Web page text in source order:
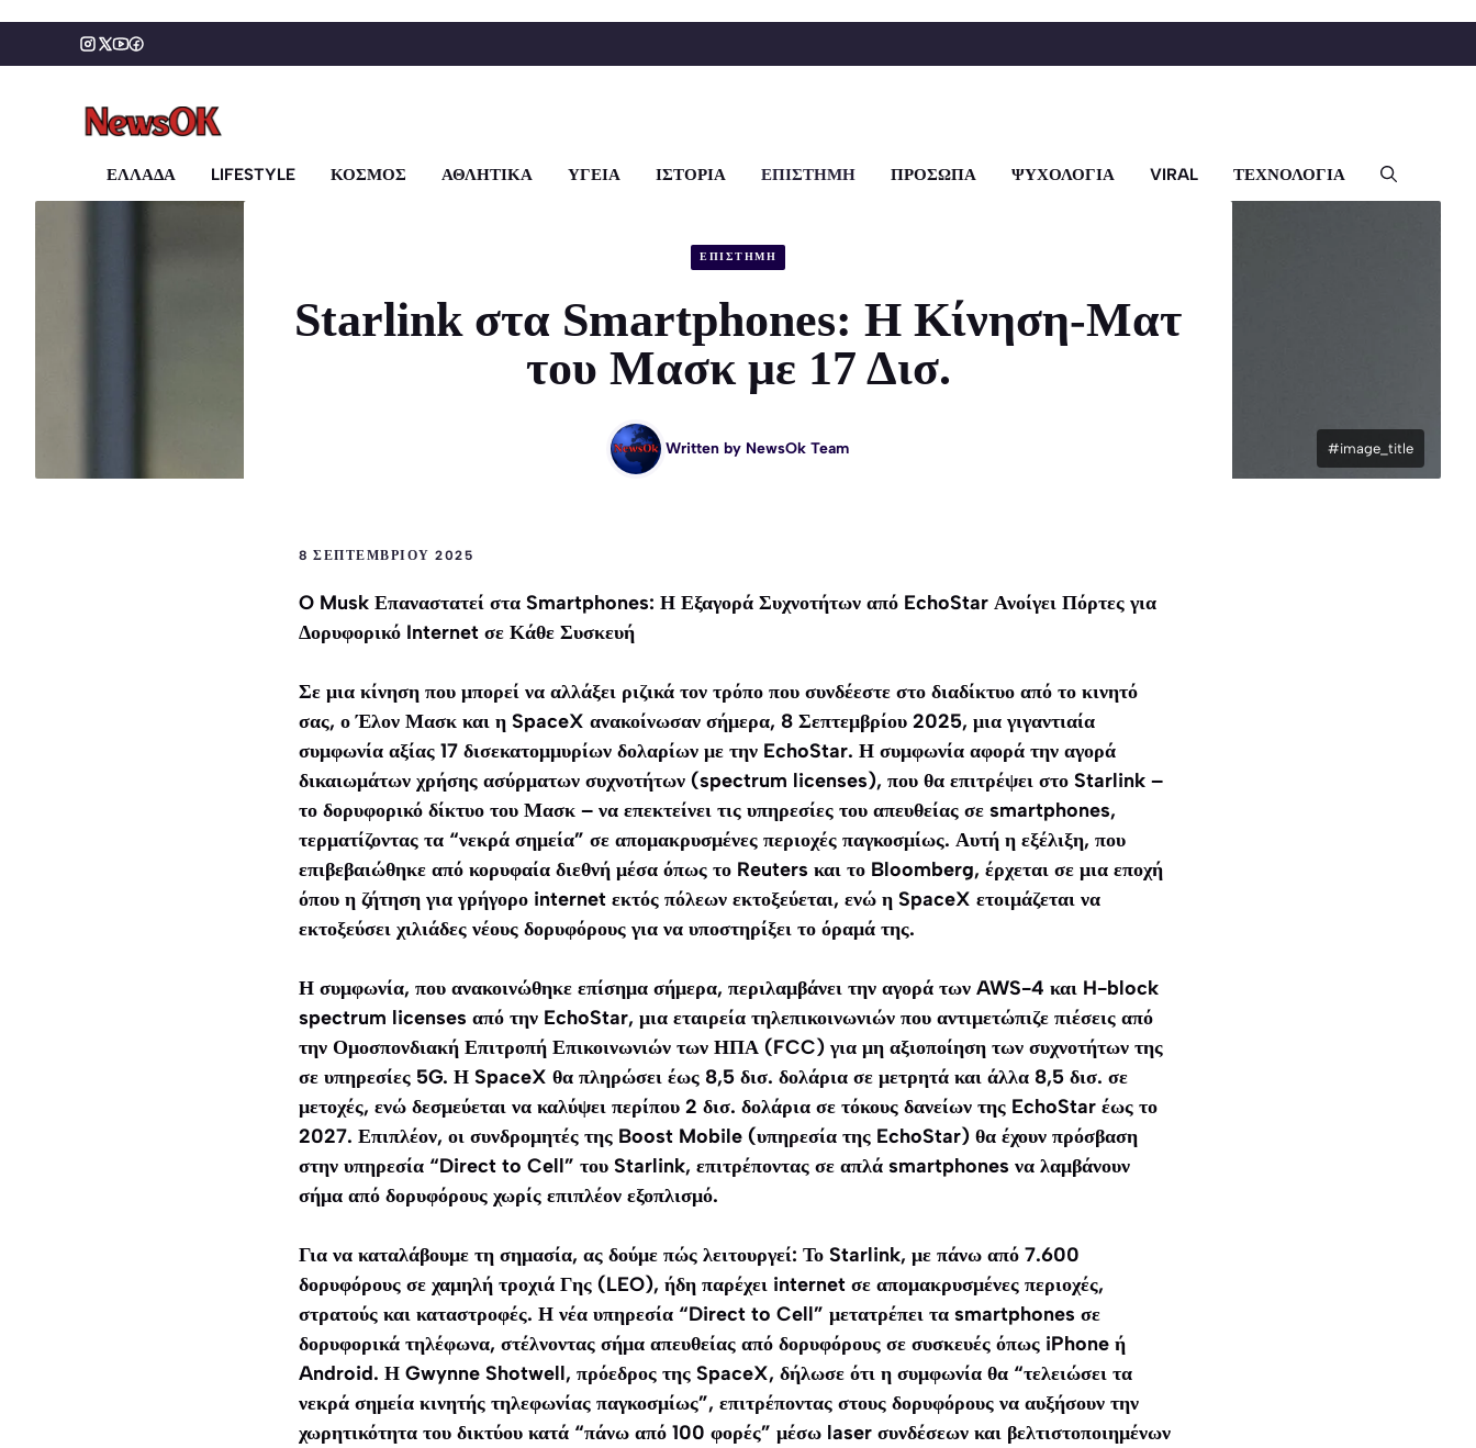
περιεχόμενο
ΕΛΛΑΔΑ LIFESTYLE ΚΟΣΜΟΣ ΑΘΛΗΤΙΚΑ ΥΓΕΙΑ ΙΣΤΟΡΙΑ ΕΠΙΣΤΗΜΗ ΠΡΟΣΩΠΑ ΨΥΧΟΛΟΓΙΑ VIRAL ΤΕΧΝΟΛΟΓΙΑ
#image_title
ΕΠΙΣΤΗΜΗ
Starlink στα Smartphones: Η Κίνηση-Ματ
του Μασκ με 17 Δισ.
Written by NewsOk Team
8 ΣΕΠΤΕΜΒΡΊΟΥ 2025
O Musk Επαναστατεί στα Smartphones: Η Εξαγορά Συχνοτήτων από EchoStar Ανοίγει Πόρτες για
Δορυφορικό Internet σε Κάθε Συσκευή
Σε μια κίνηση που μπορεί να αλλάξει ριζικά τον τρόπο που συνδέεστε στο διαδίκτυο από το κινητό
σας, ο Έλον Μασκ και η SpaceX ανακοίνωσαν σήμερα, 8 Σεπτεμβρίου 2025, μια γιγαντιαία
συμφωνία αξίας 17 δισεκατομμυρίων δολαρίων με την EchoStar. Η συμφωνία αφορά την αγορά
δικαιωμάτων χρήσης ασύρματων συχνοτήτων (spectrum licenses), που θα επιτρέψει στο Starlink –
το δορυφορικό δίκτυο του Μασκ – να επεκτείνει τις υπηρεσίες του απευθείας σε smartphones,
τερματίζοντας τα “νεκρά σημεία” σε απομακρυσμένες περιοχές παγκοσμίως. Αυτή η εξέλιξη, που
επιβεβαιώθηκε από κορυφαία διεθνή μέσα όπως το Reuters και το Bloomberg, έρχεται σε μια εποχή
όπου η ζήτηση για γρήγορο internet εκτός πόλεων εκτοξεύεται, ενώ η SpaceX ετοιμάζεται να
εκτοξεύσει χιλιάδες νέους δορυφόρους για να υποστηρίξει το όραμά της.
Η συμφωνία, που ανακοινώθηκε επίσημα σήμερα, περιλαμβάνει την αγορά των AWS-4 και H-block
spectrum licenses από την EchoStar, μια εταιρεία τηλεπικοινωνιών που αντιμετώπιζε πιέσεις από
την Ομοσπονδιακή Επιτροπή Επικοινωνιών των ΗΠΑ (FCC) για μη αξιοποίηση των συχνοτήτων της
σε υπηρεσίες 5G. Η SpaceX θα πληρώσει έως 8,5 δισ. δολάρια σε μετρητά και άλλα 8,5 δισ. σε
μετοχές, ενώ δεσμεύεται να καλύψει περίπου 2 δισ. δολάρια σε τόκους δανείων της EchoStar έως το
2027. Επιπλέον, οι συνδρομητές της Boost Mobile (υπηρεσία της EchoStar) θα έχουν πρόσβαση
στην υπηρεσία “Direct to Cell” του Starlink, επιτρέποντας σε απλά smartphones να λαμβάνουν
σήμα από δορυφόρους χωρίς επιπλέον εξοπλισμό.
Για να καταλάβουμε τη σημασία, ας δούμε πώς λειτουργεί: Το Starlink, με πάνω από 7.600
δορυφόρους σε χαμηλή τροχιά Γης (LEO), ήδη παρέχει internet σε απομακρυσμένες περιοχές,
στρατούς και καταστροφές. Η νέα υπηρεσία “Direct to Cell” μετατρέπει τα smartphones σε
δορυφορικά τηλέφωνα, στέλνοντας σήμα απευθείας από δορυφόρους σε συσκευές όπως iPhone ή
Android. Η Gwynne Shotwell, πρόεδρος της SpaceX, δήλωσε ότι η συμφωνία θα “τελειώσει τα
νεκρά σημεία κινητής τηλεφωνίας παγκοσμίως”, επιτρέποντας στους δορυφόρους να αυξήσουν την
χωρητικότητα του δικτύου κατά “πάνω από 100 φορές” μέσω laser συνδέσεων και βελτιστοποιημένων